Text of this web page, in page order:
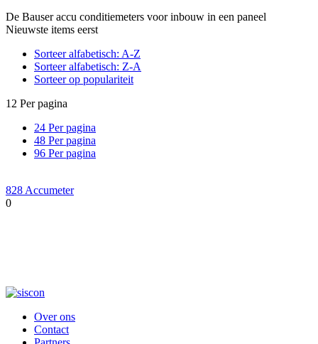
De Bauser accu conditiemeters voor inbouw in een paneel
Nieuwste items eerst
Sorteer alfabetisch: A-Z
Sorteer alfabetisch: Z-A
Sorteer op populariteit
12 Per pagina
24 Per pagina
48 Per pagina
96 Per pagina
828 Accumeter
0
Over ons
Contact